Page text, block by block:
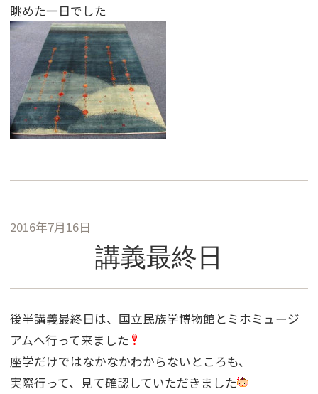
眺めた一日でした
2016年7月16日
講義最終日
後半講義最終日は、国立民族学博物館とミホミュージ
アムへ行って来ました
座学だけではなかなかわからないところも、
実際行って、見て確認していただきました